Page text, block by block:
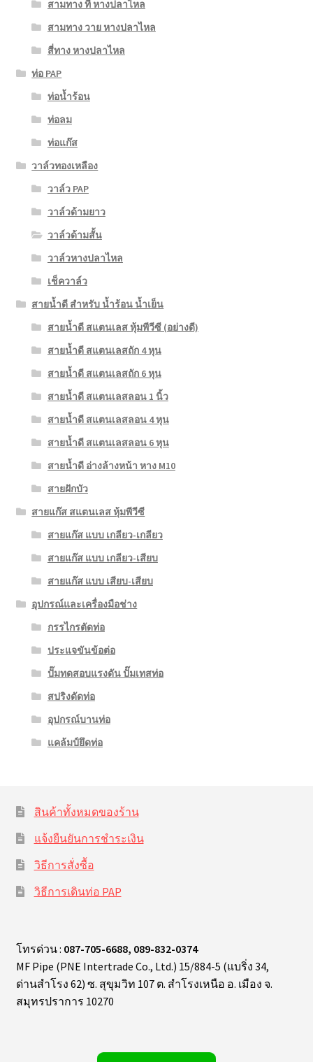
สามทาง ที หางปลาไหล
สามทาง วาย หางปลาไหล
สี่ทาง หางปลาไหล
ท่อ PAP
ท่อน้ำร้อน
ท่อลม
ท่อแก๊ส
วาล์วทองเหลือง
วาล์ว PAP
วาล์วด้ามยาว
วาล์วด้ามสั้น
วาล์วหางปลาไหล
เช็ควาล์ว
สายน้ำดี สำหรับ น้ำร้อน น้ำเย็น
สายน้ำดี สแตนเลส หุ้มพีวีซี (อย่างดี)
สายน้ำดี สแตนเลสถัก 4 หุน
สายน้ำดี สแตนเลสถัก 6 หุน
สายน้ำดี สแตนเลสลอน 1 นิ้ว
สายน้ำดี สแตนเลสลอน 4 หุน
สายน้ำดี สแตนเลสลอน 6 หุน
สายน้ำดี อ่างล้างหน้า หาง M10
สายฝักบัว
สายแก๊ส สแตนเลส หุ้มพีวีซี
สายแก๊ส แบบ เกลียว-เกลียว
สายแก๊ส แบบ เกลียว-เสียบ
สายแก๊ส แบบ เสียบ-เสียบ
อุปกรณ์และเครื่องมือช่าง
กรรไกรตัดท่อ
ประแจขันข้อต่อ
ปั๊มทดสอบแรงดัน ปั๊มเทสท่อ
สปริงดัดท่อ
อุปกรณ์บานท่อ
แคล้มป์ยึดท่อ
สินค้าทั้งหมดของร้าน
แจ้งยืนยันการชำระเงิน
วิธีการสั่งซื้อ
วิธีการเดินท่อ PAP
โทรด่วน : 087-705-6688, 089-832-0374
MF Pipe (PNE Intertrade Co., Ltd.) 15/884-5 (แบริ่ง 34,
ด่านสำโรง 62) ซ. สุขุมวิท 107 ต. สำโรงเหนือ อ. เมือง จ.
สมุทรปราการ 10270